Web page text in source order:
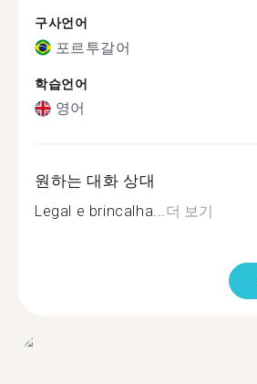
구사언어
포르투갈어
학습언어
영어
원하는 대화 상대
Legal e brincalha...더 보기